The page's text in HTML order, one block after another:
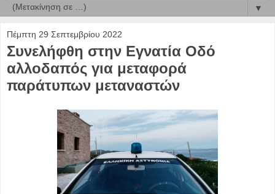
▼
Πέμπτη 29 Σεπτεμβρίου 2022
Συνελήφθη στην Εγνατία Οδό
αλλοδαπός για μεταφορά
παράτυπων μεταναστών